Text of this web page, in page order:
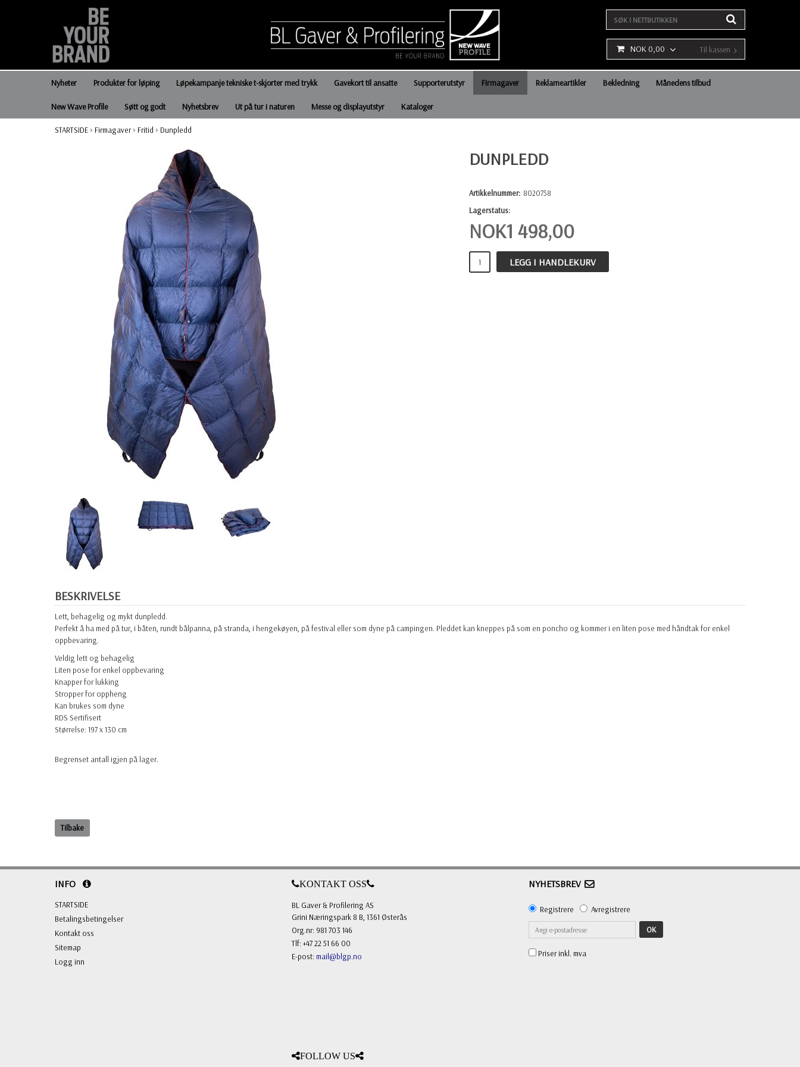
NOK 0,00 Til kassen
Nyheter Produkter for løping Løpekampanje tekniske t-skjorter med trykk Gavekort til ansatte Supporterutstyr Firmagaver Reklameartikler Bekledning Månedens tilbud
New Wave Profile Søtt og godt Nyhetsbrev Ut på tur i naturen Messe og displayutstyr Kataloger
STARTSIDE> Firmagaver> Fritid > Dunpledd
DUNPLEDD
Artikkelnummer: 8020758
Lagerstatus:
NOK1 498,00
LEGG I HANDLEKURV
BESKRIVELSE
Lett, behagelig og mykt dunpledd.
Perfekt å ha med på tur, i båten, rundt bålpanna, på stranda, i hengekøyen, på festival eller som dyne på campingen. Pleddet kan kneppes på som en poncho og kommer i en liten pose med håndtak for enkel
oppbevaring.
Veldig lett og behagelig
Liten pose for enkel oppbevaring
Knapper for lukking
Stropper for oppheng
Kan brukes som dyne
RDS Sertifisert
Størrelse: 197 x 130 cm
Begrenset antall igjen på lager.
Tilbake
INFO
STARTSIDE
Betalingsbetingelser
Kontakt oss
Sitemap
Logg inn
KONTAKT OSS
BL Gaver & Profilering AS
Grini Næringspark 8 B, 1361 Østerås
Org.nr: 981 703 146
Tlf: +47 22 51 66 00
E-post: mail@blgp.no
FOLLOW US
NYHETSBREV
Registrere Avregistrere
OK
Priser inkl. mva